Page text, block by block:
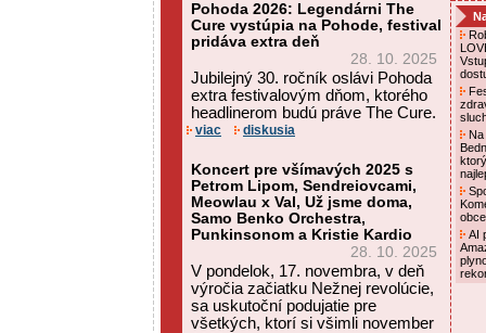
Pohoda 2026: Legendárni The
Cure vystúpia na Pohode, festival
pridáva extra deň
28. 10. 2025
Jubilejný 30. ročník oslávi Pohoda
extra festivalovým dňom, ktorého
headlinerom budú práve The Cure.
viac diskusia
Koncert pre všímavých 2025 s
Petrom Lipom, Sendreiovcami,
Meowlau x Val, Už jsme doma,
Samo Benko Orchestra,
Punkinsonom a Kristie Kardio
28. 10. 2025
V pondelok, 17. novembra, v deň
výročia začiatku Nežnej revolúcie,
sa uskutoční podujatie pre
všetkých, ktorí si všimli november
AI